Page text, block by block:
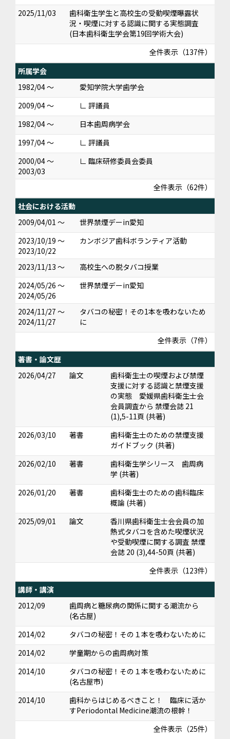
2025/11/03
歯科衛生学生と高校生の受動喫煙曝露状
況・喫煙に対する認識に関する実態調査
(日本歯科衛生学会第19回学術大会)
全件表示（137件）
所属学会
1982/04 ～
愛知学院大学歯学会
2009/04 ～
∟ 評議員
1982/04 ～
日本歯周病学会
1997/04 ～
∟ 評議員
2000/04 ～
2003/03
∟ 臨床研修委員会委員
全件表示（62件）
社会における活動
2009/04/01 ～
世界禁煙デーin愛知
2023/10/19 ～
2023/10/22
カンボジア歯科ボランティア活動
2023/11/13 ～
高校生への脱タバコ授業
2024/05/26 ～
2024/05/26
世界禁煙デーin愛知
2024/11/27 ～
2024/11/27
タバコの秘密！その1本を吸わないため
に
全件表示（7件）
著書・論文歴
2026/04/27
論文
歯科衛生士の喫煙および禁煙
支援に対する認識と禁煙支援
の実態 愛媛県歯科衛生士会
会員調査から 禁煙会誌 21
(1),5-11頁 (共著)
2026/03/10
著書
歯科衛生士のための禁煙支援
ガイドブック (共著)
2026/02/10
著書
歯科衛生学シリース 歯周病
学 (共著)
2026/01/20
著書
歯科衛生士のための歯科臨床
概論 (共著)
2025/09/01
論文
香川県歯科衛生士会会員の加
熱式タバコを含めた喫煙状況
や受動喫煙に関する調査 禁煙
会誌 20 (3),44-50頁 (共著)
全件表示（123件）
講師・講演
2012/09
歯周病と糖尿病の関係に関する潮流から
(名古屋)
2014/02
タバコの秘密！その１本を吸わないために
2014/02
学童期からの歯周病対策
2014/10
タバコの秘密！その１本を吸わないために
(名古屋市)
2014/10
歯科からはじめるべきこと！ 臨床に活か
すPeriodontal Medicine潮流の根幹！
全件表示（25件）